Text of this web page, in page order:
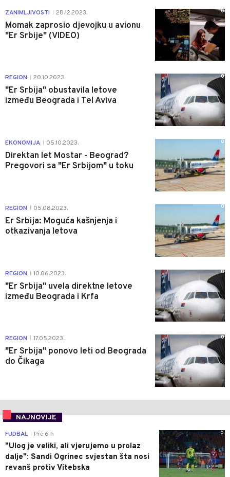
ZANIMLJIVOSTI 28.12.2023.
Momak zaprosio djevojku u avionu
"Er Srbije" (VIDEO)
0
REGION 20.10.2023.
"Er Srbija" obustavila letove
između Beograda i Tel Aviva
0
EKONOMIJA 05.10.2023.
Direktan let Mostar - Beograd?
Pregovori sa "Er Srbijom" u toku
0
REGION 05.08.2023.
Er Srbija: Moguća kašnjenja i
otkazivanja letova
0
REGION 10.06.2023.
"Er Srbija" uvela direktne letove
između Beograda i Krfa
0
REGION 17.05.2023.
"Er Srbija" ponovo leti od Beograda
do Čikaga
0
NAJNOVIJE
0
FUDBAL Pre 6 h
"Ulog je veliki, ali vjerujemo u prolaz
dalje": Sandi Ogrinec svjestan šta nosi
revanš protiv Vitebska